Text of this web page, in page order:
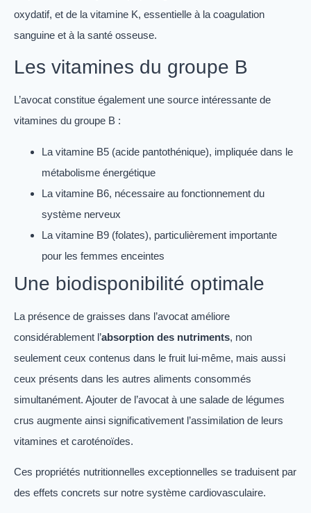
oxydatif, et de la vitamine K, essentielle à la coagulation
sanguine et à la santé osseuse.
Les vitamines du groupe B
L’avocat constitue également une source intéressante de
vitamines du groupe B :
La vitamine B5 (acide pantothénique), impliquée dans le
métabolisme énergétique
La vitamine B6, nécessaire au fonctionnement du
système nerveux
La vitamine B9 (folates), particulièrement importante
pour les femmes enceintes
Une biodisponibilité optimale
La présence de graisses dans l’avocat améliore
considérablement l’absorption des nutriments, non
seulement ceux contenus dans le fruit lui-même, mais aussi
ceux présents dans les autres aliments consommés
simultanément. Ajouter de l’avocat à une salade de légumes
crus augmente ainsi significativement l’assimilation de leurs
vitamines et caroténoïdes.
Ces propriétés nutritionnelles exceptionnelles se traduisent par
des effets concrets sur notre système cardiovasculaire.